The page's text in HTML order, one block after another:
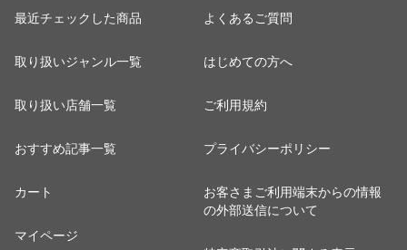
最近チェックした商品
取り扱いジャンル一覧
取り扱い店舗一覧
おすすめ記事一覧
カート
マイページ
よくあるご質問
はじめての方へ
ご利用規約
プライバシーポリシー
お客さまご利用端末からの情報
の外部送信について